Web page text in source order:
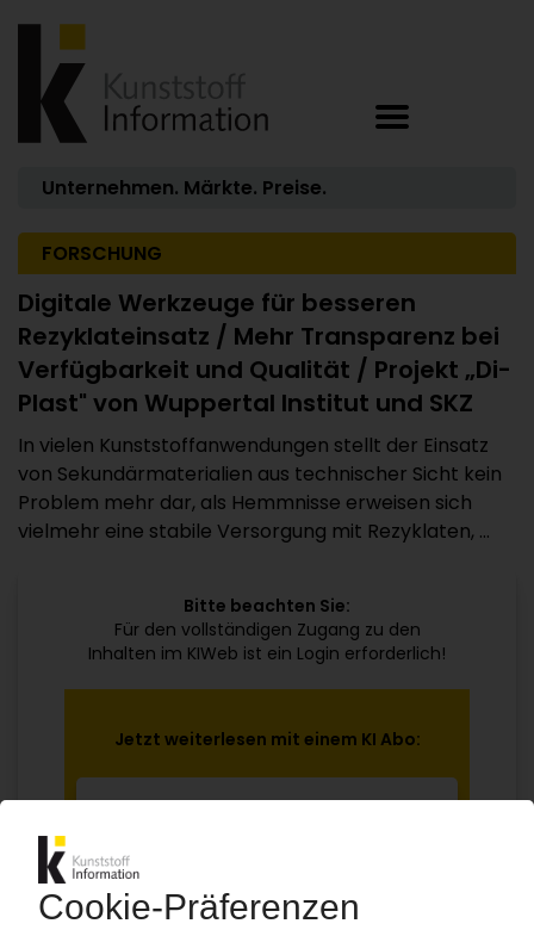
Unternehmen. Märkte. Preise.
FORSCHUNG
Digitale Werkzeuge für besseren
Rezyklateinsatz / Mehr Transparenz bei
Verfügbarkeit und Qualität / Projekt „Di-
Plast" von Wuppertal Institut und SKZ
In vielen Kunststoffanwendungen stellt der Einsatz
von Sekundärmaterialien aus technischer Sicht kein
Problem mehr dar, als Hemmnisse erweisen sich
vielmehr eine stabile Versorgung mit Rezyklaten, ...
Bitte beachten Sie:
Für den vollständigen Zugang zu den
Inhalten im KIWeb ist ein Login erforderlich!
Jetzt weiterlesen mit einem KI Abo:
Ihr KI Zugang
ab 99€ /Monat